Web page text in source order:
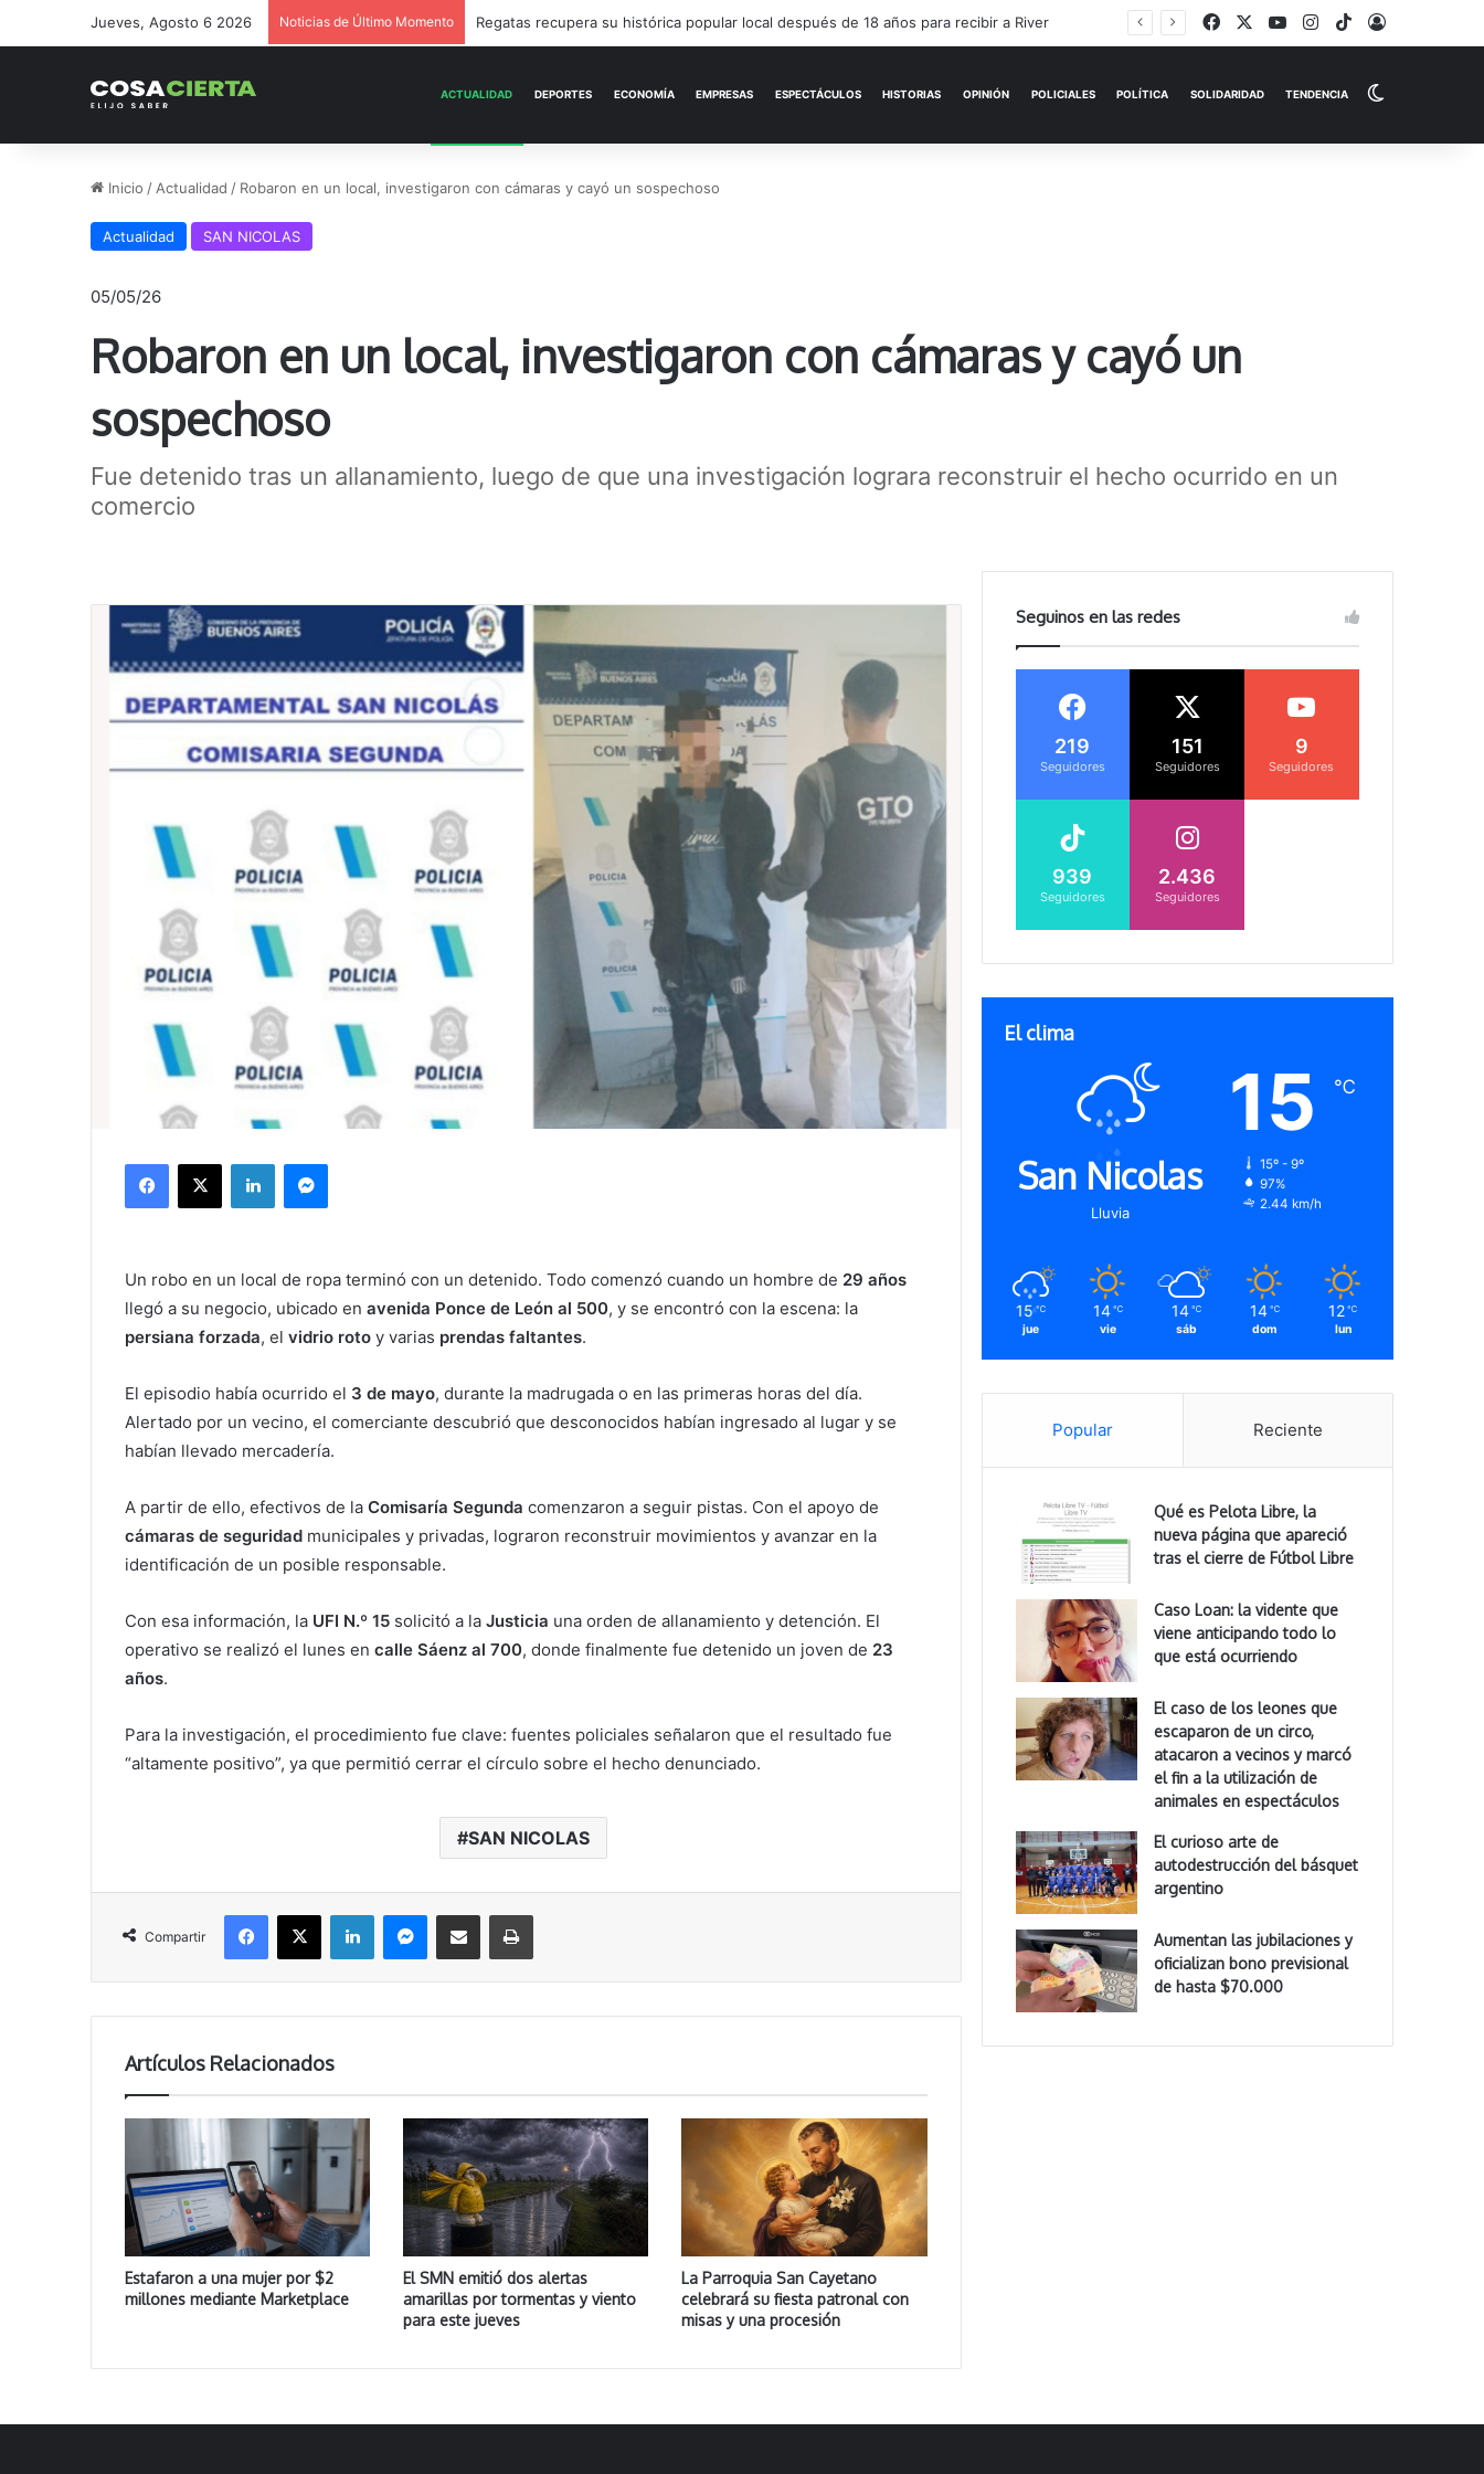
Jueves, Agosto 6 2026 Noticias de Último Momento Encuentro cultural con arte, música y una feria abierta FacebookYouTubeInstagram
TikTokIniciar
Inicio / Actualidad / Robaron en un local, investigaron con cámaras y cayó un sospechoso
Actualidad SAN NICOLAS
05/05/26
Robaron en un local, investigaron con cámaras y cayó un
sospechoso
Fue detenido tras un allanamiento, luego de que una investigación lograra reconstruir el hecho ocurrido en un
comercio
X LinkedIn
Un robo en un local de ropa terminó con un detenido. Todo comenzó cuando un hombre de 29 años
llegó a su negocio, ubicado enavenida Ponce de León al 500, y se encontró con la escena: la
persiana forzada, elvidrio roto y varias prendas faltantes.
El episodio había ocurrido el 3 de mayo, durante la madrugada o en las primeras horas del día.
Alertado por un vecino, el comerciante descubrió que desconocidos habían ingresado al lugar y se
habían llevado mercadería.
A partir de ello, efectivos de laComisaría Segunda comenzaron a seguir pistas. Con el apoyo de
cámaras de seguridad municipales y privadas, lograron reconstruir movimientos y avanzar en la
identificación de un posible responsable.
Con esa información, la UFI N.º 15 solicitó a laJusticia una orden de allanamiento y detención. El
operativo se realizó el lunes encalle Sáenz al 700, donde finalmente fue detenido un joven de 23
años.
Para la investigación, el procedimiento fue clave: fuentes policiales señalaron que el resultado fue
“altamente positivo”, ya que permitió cerrar el círculo sobre el hecho denunciado.
SAN NICOLAS
Compartir
X LinkedIn Compartir vía correo electrónico
Artículos Relacionados
Estafaron a una mujer por $2
millones mediante Marketplace
El SMN emitió dos alertas
amarillas por tormentas y viento
para este jueves
La Parroquia San Cayetano
celebrará su fiesta patronal con
misas y una procesión
Seguinos en las redes
219
Seguidores
151
Seguidores
9
Seguidores
939
Seguidores
2.436
Seguidores
El clima
San Nicolas
Lluvia
15 ℃
15º - 9º
97%
2.44 km/h
15 ℃
jue
14 ℃
vie
14 ℃
sáb
14 ℃
dom
12 ℃
lun
Popular Reciente
Qué es Pelota Libre, la
nueva página que apareció
tras el cierre de Fútbol Libre
Caso Loan: la vidente que
viene anticipando todo lo
que está ocurriendo
El caso de los leones que
escaparon de un circo,
atacaron a vecinos y marcó
el fin a la utilización de
animales en espectáculos
El curioso arte de
autodestrucción del básquet
argentino
Aumentan las jubilaciones y
oficializan bono previsional
de hasta $70.000